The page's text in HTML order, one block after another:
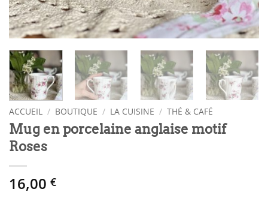
ACCUEIL / BOUTIQUE / LA CUISINE / THÉ & CAFÉ
Mug en porcelaine anglaise motif
Roses
16,00 €